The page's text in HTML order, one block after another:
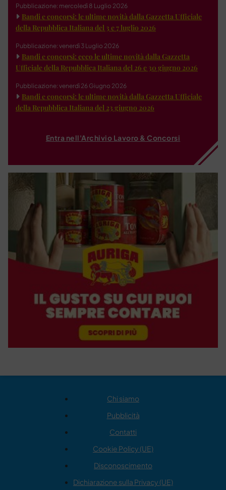
Pubblicazione: mercoledì 8 Luglio 2026
Bandi e concorsi: le ultime novità dalla Gazzetta Ufficiale
della Repubblica Italiana del 3 e 7 luglio 2026
Pubblicazione: venerdì 3 Luglio 2026
Bandi e concorsi: ecco le ultime novità dalla Gazzetta
Ufficiale della Repubblica Italiana del 26 e 30 giugno 2026
Pubblicazione: venerdì 26 Giugno 2026
Bandi e concorsi: le ultime novità dalla Gazzetta Ufficiale
della Repubblica Italiana del 23 giugno 2026
Entra nell'Archivio Lavoro & Concorsi
Chi siamo
Pubblicità
Contatti
Cookie Policy (UE)
Disconoscimento
Dichiarazione sulla Privacy (UE)